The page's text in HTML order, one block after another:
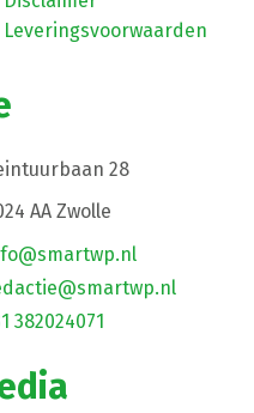
Leveringsvoorwaarden
28
AA Zwolle
382024071